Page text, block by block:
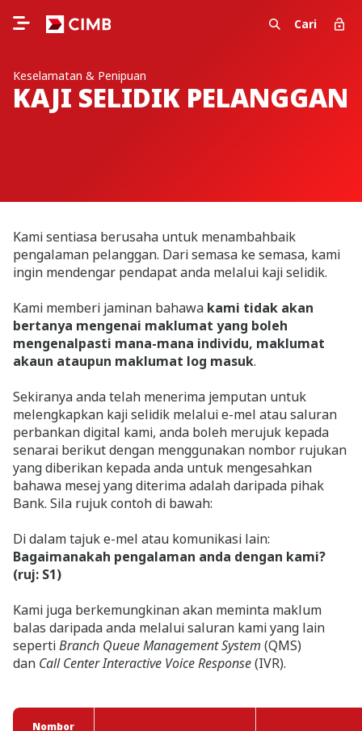
Cari
Keselamatan & Penipuan
KAJI SELIDIK PELANGGAN
Kami sentiasa berusaha untuk menambahbaik
pengalaman pelanggan. Dari semasa ke semasa, kami
ingin mendengar pendapat anda melalui kaji selidik.
Kami memberi jaminan bahawa kami tidak akan
bertanya mengenai maklumat yang boleh
mengenalpasti mana-mana individu, maklumat
akaun ataupun maklumat log masuk.
Sekiranya anda telah menerima jemputan untuk
melengkapkan kaji selidik melalui e-mel atau saluran
perbankan digital kami, anda boleh merujuk kepada
senarai berikut dengan menggunakan nombor rujukan
yang diberikan kepada anda untuk mengesahkan
bahawa mesej yang diterima adalah daripada pihak
Bank. Sila rujuk contoh di bawah:
Di dalam tajuk e-mel atau komunikasi lain:
Bagaimanakah pengalaman anda dengan kami?
(ruj: S1)
Kami juga berkemungkinan akan meminta maklum
balas daripada anda melalui saluran kami yang lain
sepertiBranch Queue Management System (QMS)
dan Call Center Interactive Voice Response(IVR).
Nombor